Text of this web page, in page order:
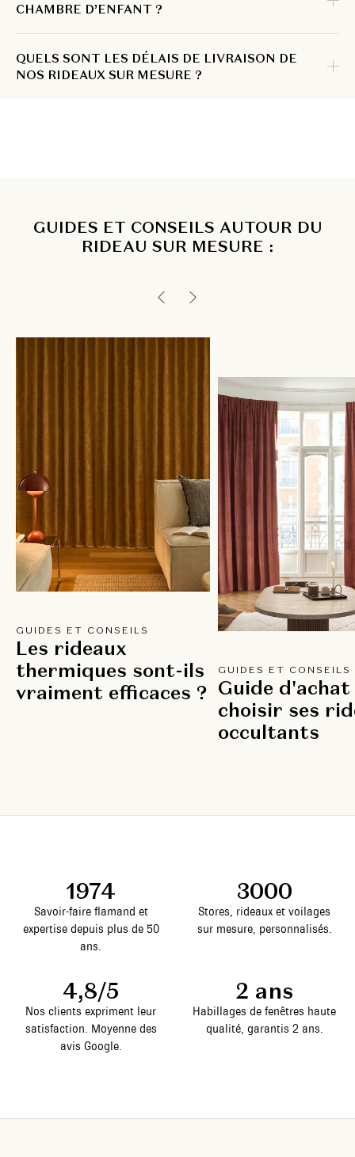
CHAMBRE D’ENFANT ?
QUELS SONT LES DÉLAIS DE LIVRAISON DE
NOS RIDEAUX SUR MESURE ?
GUIDES ET CONSEILS AUTOUR DU
RIDEAU SUR MESURE :
GUIDES ET CONSEILS
Les rideaux
thermiques sont-ils
vraiment efficaces ?
GUIDES ET CONSEILS
Guide d'achat
choisir ses
occultants
1974
Savoir-faire flamand et
expertise depuis plus de 50
ans.
3000
Stores, rideaux et voilages
sur mesure, personnalisés.
4,8/5
Nos clients expriment leur
satisfaction. Moyenne des
avis Google.
2 ans
Habillages de fenêtres haute
qualité, garantis 2 ans.